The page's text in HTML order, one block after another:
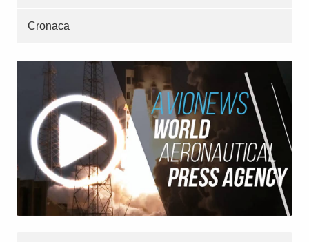
Cronaca